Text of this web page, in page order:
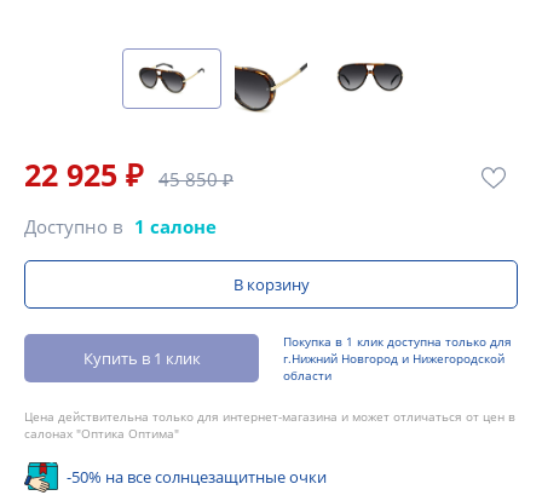
22 925 ₽ 45 850 ₽
Доступно в 1 салоне
В корзину
Купить в 1 клик
Покупка в 1 клик доступна только для
г.Нижний Новгород и Нижегородской
области
Цена действительна только для интернет-магазина и может отличаться от цен в
салонах "Оптика Оптима"
-50% на все солнцезащитные очки